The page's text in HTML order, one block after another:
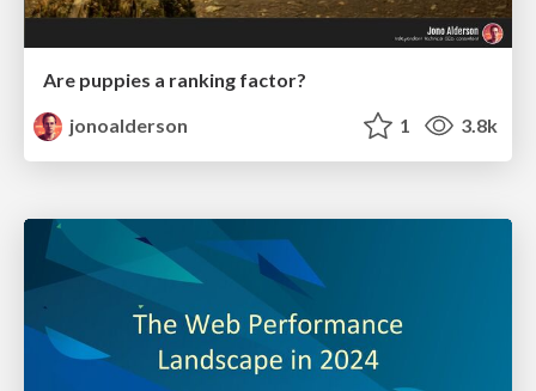
Are puppies a ranking factor?
jonoalderson
1 3.8k